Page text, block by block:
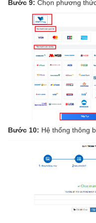
Bước 9: Chọn phương
Bước 10: Hệ thống thông